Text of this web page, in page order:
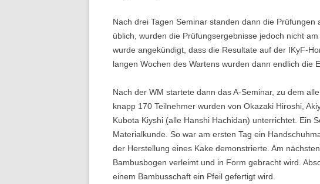
Nach drei Tagen Seminar standen dann die
üblich, wurden die Prüfungsergebnisse jedoch nicht
wurde angekündigt, dass die Resultate auf der IKyF-
langen Wochen des Wartens wurden dann endlich die
Nach der WM startete dann das A-Seminar, zu dem
knapp 170 Teilnehmer wurden von Okazaki Hiroshi,
Kubota Kiyshi (alle Hanshi Hachidan) unterrichtet. Ein
Materialkunde. So war am ersten Tag ein
der Herstellung eines Kake demonstrierte. Am
Bambusbogen verleimt und in Form gebracht wird.
einem Bambusschaft ein Pfeil gefertigt wird.